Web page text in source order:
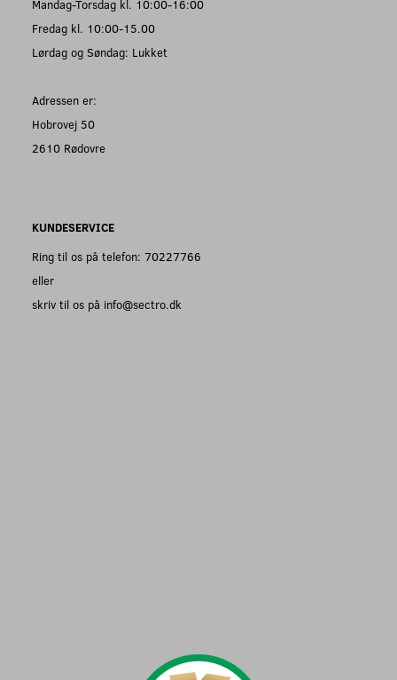
Mandag-Torsdag kl. 10:00-16:00
Fredag kl. 10:00-15.00
Lørdag og Søndag: Lukket
Adressen er:
Hobrovej 50
2610 Rødovre
KUNDESERVICE
Ring til os på telefon: 70227766
eller
skriv til os på info@sectro.dk